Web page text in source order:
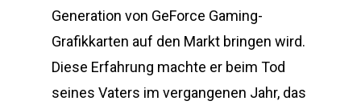
Generation von GeForce Gaming-
Grafikkarten auf den Markt bringen wird.
Diese Erfahrung machte er beim Tod
seines Vaters im vergangenen Jahr, das